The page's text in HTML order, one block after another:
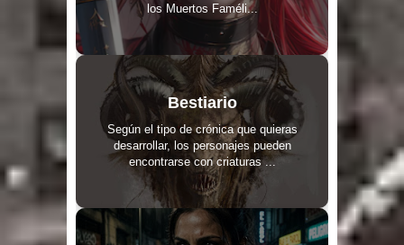
los Muertos Faméli...
Bestiario
Según el tipo de crónica que quieras
desarrollar, los personajes pueden
encontrarse con criaturas ...